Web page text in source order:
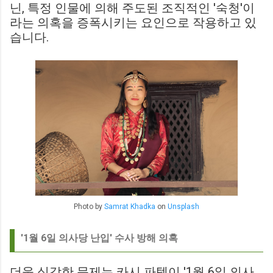
닌, 특정 인물에 의해 주도된 조직적인 '숙청'이
라는 의혹을 증폭시키는 요인으로 작용하고 있
습니다.
Photo by Samrat Khadka on Unsplash
'1월 6일 의사당 난입' 수사 방해 의혹